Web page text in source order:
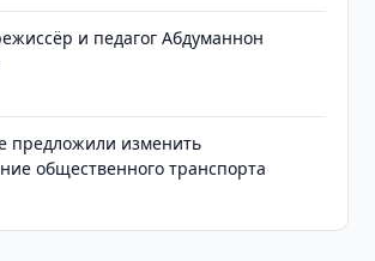
и педагог Абдуманнон
предложили изменить
общественного транспорта